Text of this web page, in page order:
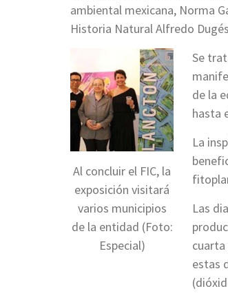
ambiental mexicana, Norma
Historia Natural Alfredo
Al concluir el FIC, la
exposición visitará
varios municipios
de la entidad (Foto:
Especial)
Se
de la
hasta
La
Las
estas